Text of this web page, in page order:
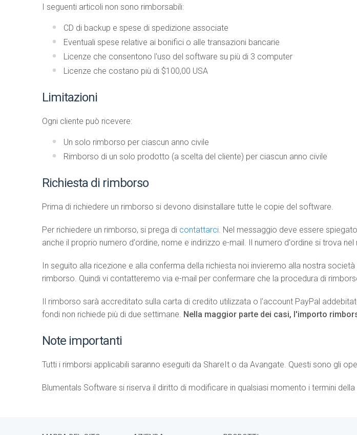
I seguenti articoli non sono rimborsabili:
CD di backup e spese di spedizione associate
Eventuali spese relative ai bonifici o alle transazioni bancarie
Licenze che consentono l'uso del software su più di 3 computer
Licenze che costano più di $100,00 USA
Limitazioni
Ogni cliente può ricevere:
Un solo rimborso per ciascun anno civile
Rimborso di un solo prodotto (a scelta del cliente) per ciascun anno civile
Richiesta di rimborso
Prima di richiedere un rimborso si devono disinstallare tutte le copie del software.
Per richiedere un rimborso, si prega di contattarci. Nel messaggio deve essere
anche il proprio numero d'ordine, nome e indirizzo e-mail. Il numero d'ordine si trova
In seguito alla ricezione e alla conferma della richiesta noi invieremo alla nostra
rimborso. Quindi vi contatteremo via e-mail per confermare che la procedura di
Il rimborso sarà accreditato sulla carta di credito utilizzata o l'account PayPal
fondi non richiede più di due settimane. Nella maggior parte dei casi, l'importo
Note importanti
Tutti i rimborsi applicabili saranno eseguiti da ShareIt o da Avangate. Questi sono gli
Blumentals Software si riserva il diritto di modificare in qualsiasi momento i termini